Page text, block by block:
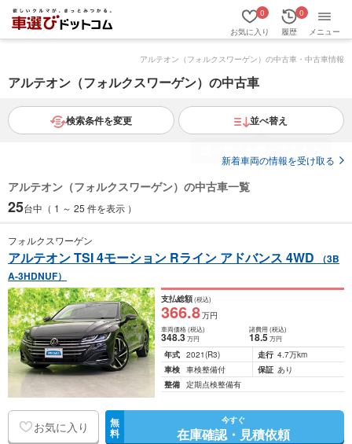
お気に入り
0
履歴
0
メニュー
アルテオン（フォルクスワーゲン）の中古車・中古車情報
アルテオン（フォルクスワーゲン）の中古車
検索条件を変更 並べ替え
新着車両の情報を受け取る
アルテオン（フォルクスワーゲン）の中古車一覧
25台中（ 1 ～ 25 件を表示 ）
フォルクスワーゲン
アルテオン TSI 4モーション Rライン アドバンス 4WD
（3B
A-3HDNUF）
支払総額(税込)
366.8万円
車両価格(税込)
348.3万円
諸費用 (税込)
18.5 万円
年式 2021(R3) 走行 4.7万km
車検 車検整備付 保証 あり
整備 定期点検整備有
お気に入り 無
料
今すぐ
在庫確認・見積依頼